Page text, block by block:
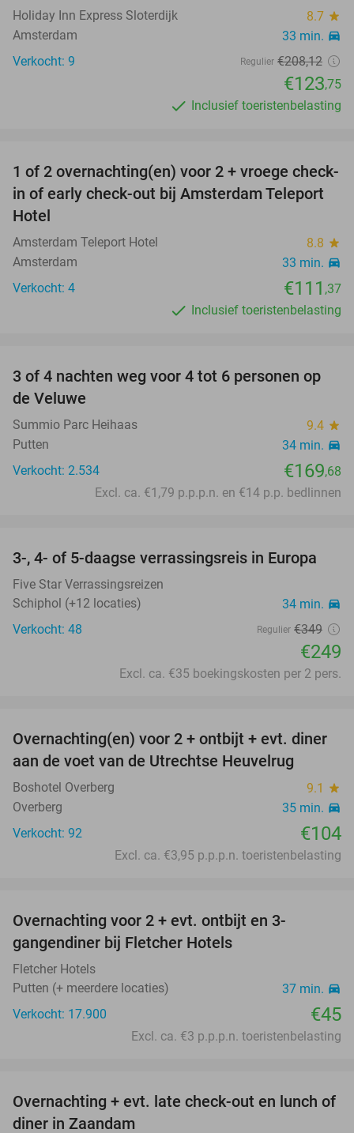
Holiday Inn Express Sloterdijk 8.7 star
Amsterdam 33 min. directions_car
Verkocht: 9 Regulier €208,12
€123,75
Inclusief toeristenbelasting
1 of 2 overnachting(en) voor 2 + vroege check-
in of early check-out bij Amsterdam Teleport
Hotel
Amsterdam Teleport Hotel 8.8 star
Amsterdam 33 min. directions_car
Verkocht: 4 €111 ,37
Inclusief toeristenbelasting
3 of 4 nachten weg voor 4 tot 6 personen op
de Veluwe
Summio Parc Heihaas 9.4 star
Putten 34 min. directions_car
Verkocht: 2.534 €169,68
Excl. ca. €1,79 p.p.p.n. en €14 p.p. bedlinnen
29%
3-, 4- of 5-daagse verrassingsreis in Europa
Five Star Verrassingsreizen
Schiphol (+12 locaties)
34 min. directions_car
Verkocht: 48 Regulier €349
€249
Excl. ca. €35 boekingskosten per 2 pers.
Overnachting(en) voor 2 + ontbijt + evt. diner
aan de voet van de Utrechtse Heuvelrug
Boshotel Overberg 9.1 star
Overberg 35 min. directions_car
Verkocht: 92 €104
Excl. ca. €3,95 p.p.p.n. toeristenbelasting
Overnachting voor 2 + evt. ontbijt en 3-
gangendiner bij Fletcher Hotels
Fletcher Hotels
Putten (+ meerdere locaties)
37 min. directions_car
Verkocht: 17.900 €45
Excl. ca. €3 p.p.p.n. toeristenbelasting
59%
Overnachting + evt. late check-out en lunch of
diner in Zaandam